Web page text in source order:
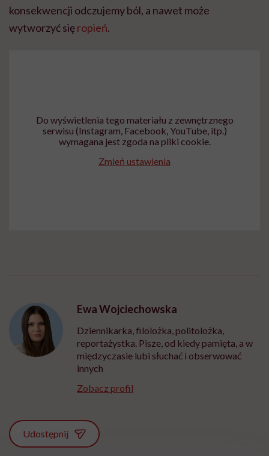
konsekwencji odczujemy ból, a nawet może
wytworzyć sięropień.
Do wyświetlenia tego materiału z zewnętrznego
serwisu (Instagram, Facebook, YouTube, itp.)
wymagana jest zgoda na pliki cookie.
Zmień ustawienia
Ewa Wojciechowska
Dziennikarka, filolożka, politolożka,
reportażystka. Pisze, od kiedy pamięta, a w
międzyczasie lubi słuchać i obserwować
innych
Zobacz profil
Udostępnij